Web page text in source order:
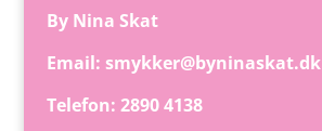
By Nina Skat
Email: smykker@byninaskat.dk
Telefon: 2890 4138